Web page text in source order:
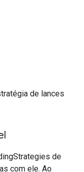
de lances
de
com ele. Ao